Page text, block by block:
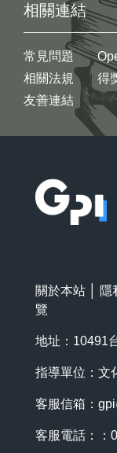
相關連結
常見問題
相關法規
友善連結
得
關於本站 隱
覽
地址：10491
指導單位：文
客服信箱：
客服電話：：